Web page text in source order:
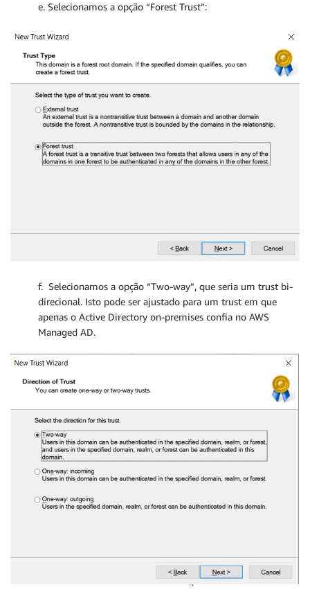
e. Selecionamos a opção “Forest Trust”:
f. Selecionamos a opção “Two-way”, que seria um trust bi-
direcional. Isto pode ser ajustado para um trust em que
apenas o Active Directory on-premises confia no AWS
Managed AD.